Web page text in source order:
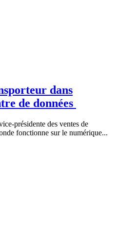
dans
de données
présidente des ventes de
fonctionne sur le numérique...